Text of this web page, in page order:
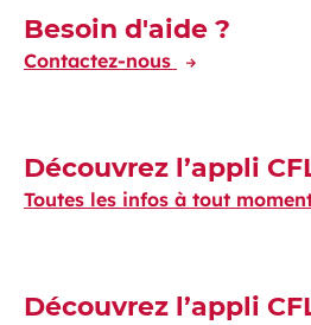
Découvrez-en plus
Besoin d'aide ?
Contactez-nous
Découvrez l’appli
Toutes les infos à tout
Découvrez l’appli